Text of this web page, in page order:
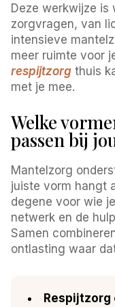
Deze werkwijze is
zorgvragen, van
intensieve
meer ruimte voor
respijtzorg thuis
met je mee.
Welke
passen bij
Mantelzorg
juiste vorm hangt
degene voor wie
netwerk en de
Samen
ontlasting waar
Respijtzorg